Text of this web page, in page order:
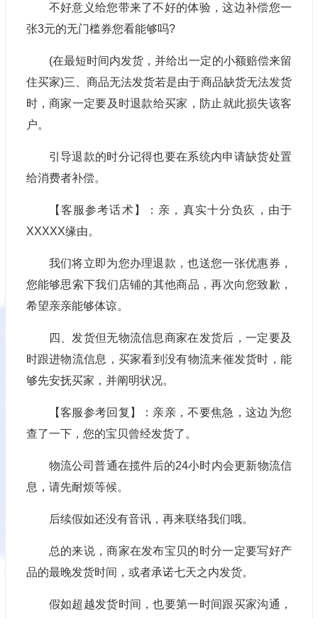
不好意义给您带来了不好的体验，这边补偿您一
张3元的无门槛券您看能够吗?
(在最短时间内发货，并给出一定的小额赔偿来留
住买家)三、商品无法发货若是由于商品缺货无法发货
时，商家一定要及时退款给买家，防止就此损失该客
户。
引导退款的时分记得也要在系统内申请缺货处置
给消费者补偿。
【客服参考话术】：亲，真实十分负疚，由于
XXXXX缘由。
我们将立即为您办理退款，也送您一张优惠券，
您能够思索下我们店铺的其他商品，再次向您致歉，
希望亲亲能够体谅。
四、发货但无物流信息商家在发货后，一定要及
时跟进物流信息，买家看到没有物流来催发货时，能
够先安抚买家，并阐明状况。
【客服参考回复】：亲亲，不要焦急，这边为您
查了一下，您的宝贝曾经发货了。
物流公司普通在揽件后的24小时内会更新物流信
息，请先耐烦等候。
后续假如还没有音讯，再来联络我们哦。
总的来说，商家在发布宝贝的时分一定要写好产
品的最晚发货时间，或者承诺七天之内发货。
假如超越发货时间，也要第一时间跟买家沟通，